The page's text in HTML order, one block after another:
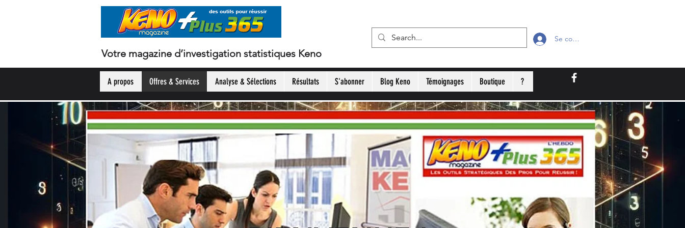
Votre magazine d’investigation statistiques Keno
Se connecter
A propos Offres & Services Analyse & Sélections Résultats S'abonner Blog Keno Témoignages Boutique ?